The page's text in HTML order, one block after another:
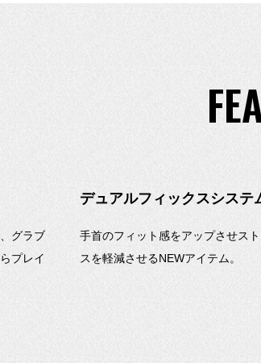
グラブ
プレイ
デュアルフィックスシステ
手首のフィット感をアップさせス
スを軽減させるNEWアイテム。